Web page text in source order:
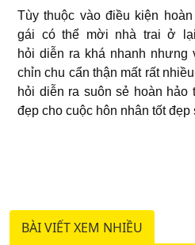
Tùy thuộc vào điều kiện
gái có thể mời nhà trai ở
hỏi diễn ra khá nhanh
chỉn chu cẩn thận mất rất
hỏi diễn ra suôn sẻ hoàn
đẹp cho cuộc hôn nhân tốt đẹp
BÀI VIẾT XEM NHIỀU